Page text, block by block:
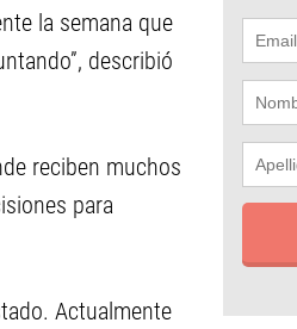
la semana que
describió
reciben muchos
para
Actualmente